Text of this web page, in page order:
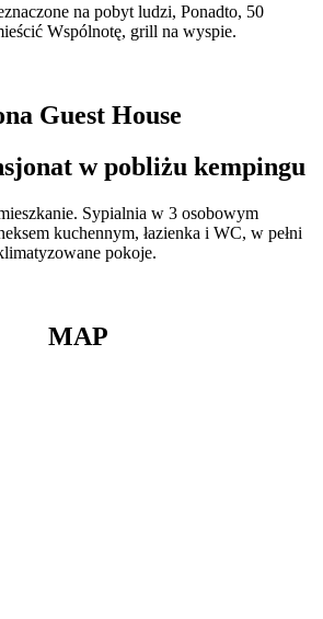
na pobyt ludzi, Ponadto, 50
Wspólnotę, grill na wyspie.
Guest House
w pobliżu kempingu
Sypialnia w 3 osobowym
kuchennym, łazienka i WC, w pełni
pokoje.
MAP